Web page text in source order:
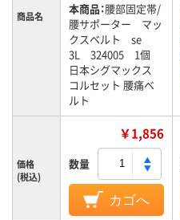
商品名 本商品：腰部固定帯/
腰サポーター マッ
クスベルト se
3L 324005 1個
日本シグマックス
コルセット 腰痛ベ
ルト
価格
(税込)
￥1,856
数量
カゴへ